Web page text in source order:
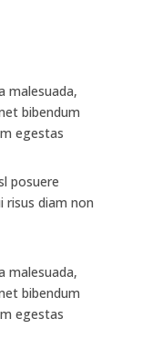
malesuada,
bibendum
egestas
posuere
risus diam non
malesuada,
bibendum
egestas